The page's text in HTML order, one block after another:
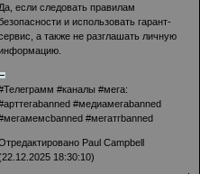
Да, если следовать правилам
и использовать гарант-
а также не разглашать личную
#каналы #мега:
#медиамегаbanned
#мегатгbanned
Paul Campbell
18:30:10)